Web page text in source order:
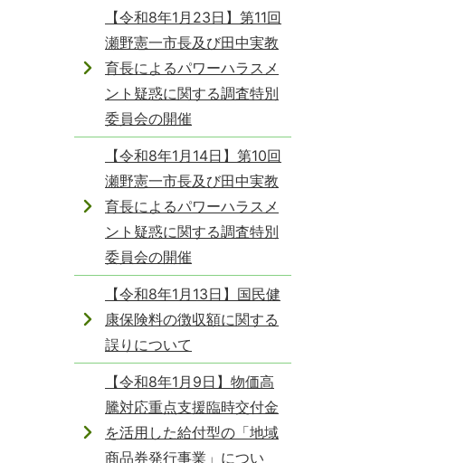
【令和8年1月23日】第11回
瀬野憲一市長及び田中実教
育長によるパワーハラスメ
ント疑惑に関する調査特別
委員会の開催
【令和8年1月14日】第10回
瀬野憲一市長及び田中実教
育長によるパワーハラスメ
ント疑惑に関する調査特別
委員会の開催
【令和8年1月13日】国民健
康保険料の徴収額に関する
誤りについて
【令和8年1月9日】物価高
騰対応重点支援臨時交付金
を活用した給付型の「地域
商品券発行事業」につい